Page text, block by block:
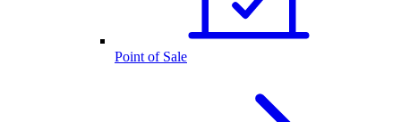
Point of Sale